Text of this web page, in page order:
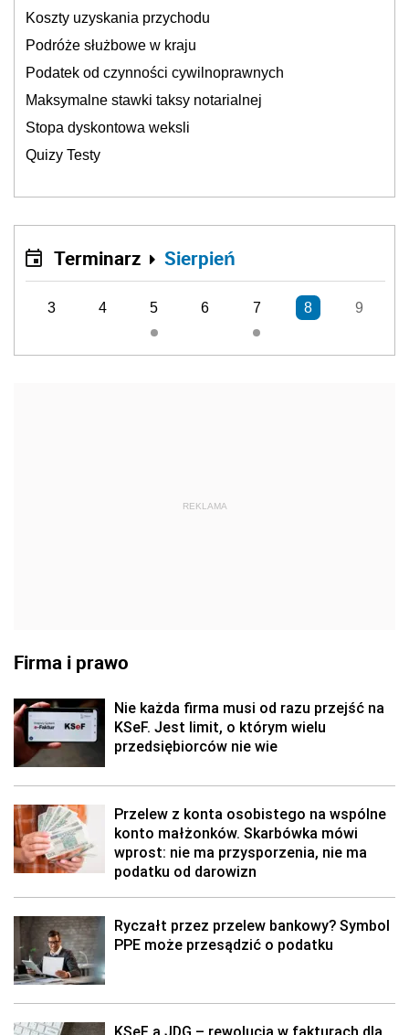
Koszty uzyskania przychodu
Podróże służbowe w kraju
Podatek od czynności cywilnoprawnych
Maksymalne stawki taksy notarialnej
Stopa dyskontowa weksli
Quizy Testy
Terminarz Sierpień
3 4 5 6 7 8 9
REKLAMA
Firma i prawo
Nie każda firma musi od razu przejść na
KSeF. Jest limit, o którym wielu
przedsiębiorców nie wie
Przelew z konta osobistego na wspólne
konto małżonków. Skarbówka mówi
wprost: nie ma przysporzenia, nie ma
podatku od darowizn
Ryczałt przez przelew bankowy? Symbol
PPE może przesądzić o podatku